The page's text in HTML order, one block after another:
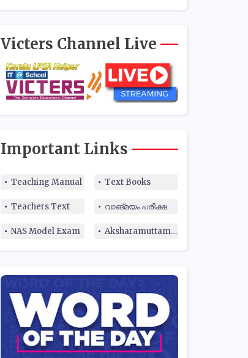
Victers Channel Live
Important Links
Teaching Manual Text Books
Teachers Text വാങ്മയം പരീക്ഷ
NAS Model Exam Aksharamuttam Quiz